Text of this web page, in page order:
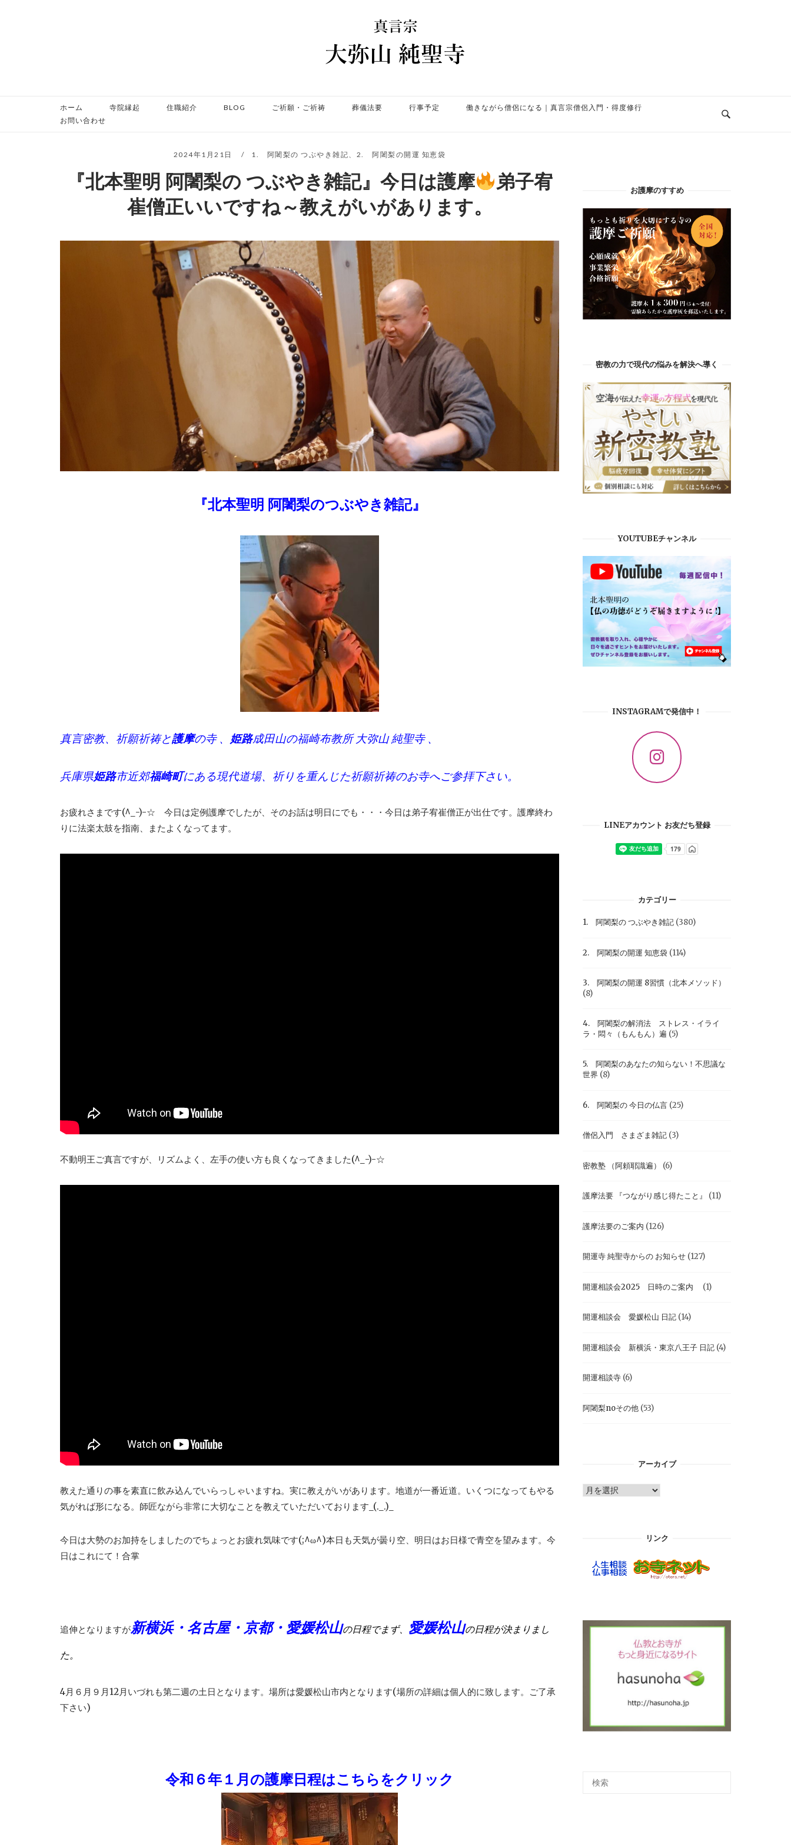
ホーム 寺院縁起 住職紹介 BLOG ご祈願・ご祈祷 葬儀法要 行事予定
働きながら僧侶になる｜真言宗僧侶入門・得度修行
お問い合わせ
2024年1月21日 1. 阿闍梨の つぶやき雑記、 2. 阿闍梨の開運 知恵袋
『北本聖明 阿闍梨の つぶやき雑記』今日は護摩
弟子宥
崔僧正いいですね～教えがいがあります。
『北本聖明 阿闍梨のつぶやき雑記』
真言密教、祈願祈祷と護摩の寺 、 姫路成田山の福崎布教所 大弥山 純聖寺 、
兵庫県姫路市近郊福崎町にある現代道場、祈りを重んじた祈願祈祷のお寺へご参拝下さい。
お疲れさまです(^_-)-☆ 今日は定例護摩でしたが、そのお話は明日にでも・・・今日は弟子宥崔僧正が出仕です。護摩終わ
りに法楽太鼓を指南、またよくなってます。
不動明王ご真言ですが、リズムよく、左手の使い方も良くなってきました(^_-)-☆
教えた通りの事を素直に飲み込んでいらっしゃいますね。実に教えがいがあります。地道が一番近道。いくつになってもやる
気がれば形になる。師匠ながら非常に大切なことを教えていただいております_(._.)_
今日は大勢のお加持をしましたのでちょっとお疲れ気味です(;^ω^)本日も天気が曇り空、明日はお日様で青空を望みます。今
日はこれにて！合掌
追伸となりますが新横浜・名古屋・京都・愛媛松山の日程でまず、 愛媛松山の日程が決まりまし
た。
4月６月９月12月いづれも第二週の土日となります。場所は愛媛松山市内となります(場所の詳細は個人的に致します。ご了承
下さい)
令和６年１月の護摩日程はこちらをクリック
お護摩のすすめ
密教の力で現代の悩みを解決へ導く
YOUTUBEチャンネル
INSTAGRAMで発信中！
LINEアカウント お友だち登録
カテゴリー
1. 阿闍梨の つぶやき雑記 (380)
2. 阿闍梨の開運 知恵袋 (114)
3. 阿闍梨の開運 8習慣（北本メソッド）
(8)
4. 阿闍梨の解消法 ストレス・イライ
ラ・悶々（もんもん）遍 (5)
5. 阿闍梨のあなたの知らない！不思議な
世界 (8)
6. 阿闍梨の 今日の仏言 (25)
僧侶入門 さまざま雑記 (3)
密教塾 （阿頼耶識遍） (6)
護摩法要 『つながり感じ得たこと』 (11)
護摩法要のご案内 (126)
開運寺 純聖寺からの お知らせ (127)
開運相談会2025 日時のご案内 (1)
開運相談会 愛媛松山 日記 (14)
開運相談会 新横浜・東京八王子 日記 (4)
開運相談寺 (6)
阿闍梨noその他 (53)
アーカイブ
ア
リンク